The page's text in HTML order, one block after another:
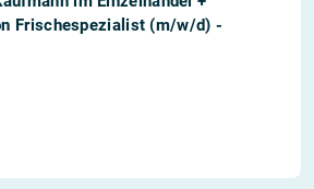
Frischespezialist (m/w/d) -